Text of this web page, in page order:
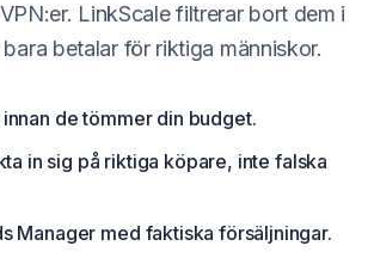
Kom igång
LinkScale filtrerar bort dem i
betalar för riktiga människor.
de tömmer din budget.
in sig på riktiga köpare, inte falska
Manager med faktiska försäljningar.